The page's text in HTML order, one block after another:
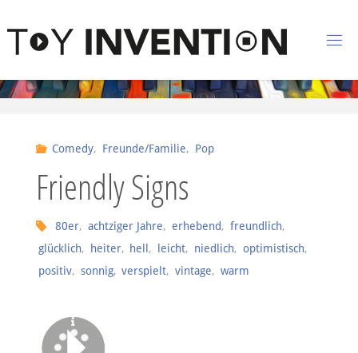
O
Y
TI
Comedy, Freunde/Familie, Pop
Friendly Signs
80er, achtziger Jahre, erhebend, freundlich,
glücklich, heiter, hell , leicht, niedlich, optimistisch,
positiv, sonnig, verspielt, vintage, warm